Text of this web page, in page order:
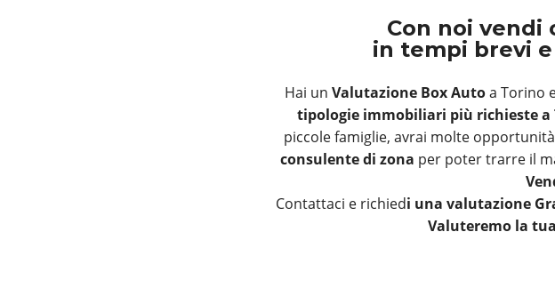
Con noi
in tempi brevi
Hai un Valutazione Box Autoa Torino
tipologie immobiliari più richieste a
piccole famiglie, avrai molte
consulente di zona per poter trarre il
Contattaci e richiedi una valutazione
Valuteremo la